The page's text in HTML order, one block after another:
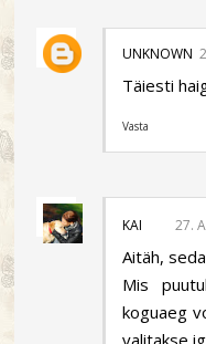
UNKNOWN
Täiesti
Vasta
KAI 27.
Aitäh,
Mis
koguaeg